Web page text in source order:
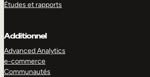
Études et rapports
Additionnel
Advanced Analytics
e-commerce
Communautés